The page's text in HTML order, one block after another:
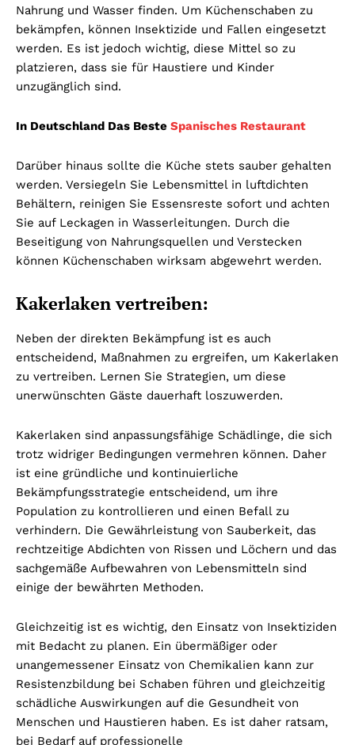
Nahrung und Wasser finden. Um Küchenschaben zu
bekämpfen, können Insektizide und Fallen eingesetzt
werden. Es ist jedoch wichtig, diese Mittel so zu
platzieren, dass sie für Haustiere und Kinder
unzugänglich sind.
In Deutschland Das Beste Spanisches Restaurant
Darüber hinaus sollte die Küche stets sauber gehalten
werden. Versiegeln Sie Lebensmittel in luftdichten
Behältern, reinigen Sie Essensreste sofort und achten
Sie auf Leckagen in Wasserleitungen. Durch die
Beseitigung von Nahrungsquellen und Verstecken
können Küchenschaben wirksam abgewehrt werden.
Kakerlaken vertreiben:
Neben der direkten Bekämpfung ist es auch
entscheidend, Maßnahmen zu ergreifen, um Kakerlaken
zu vertreiben. Lernen Sie Strategien, um diese
unerwünschten Gäste dauerhaft loszuwerden.
Kakerlaken sind anpassungsfähige Schädlinge, die sich
trotz widriger Bedingungen vermehren können. Daher
ist eine gründliche und kontinuierliche
Bekämpfungsstrategie entscheidend, um ihre
Population zu kontrollieren und einen Befall zu
verhindern. Die Gewährleistung von Sauberkeit, das
rechtzeitige Abdichten von Rissen und Löchern und das
sachgemäße Aufbewahren von Lebensmitteln sind
einige der bewährten Methoden.
Gleichzeitig ist es wichtig, den Einsatz von Insektiziden
mit Bedacht zu planen. Ein übermäßiger oder
unangemessener Einsatz von Chemikalien kann zur
Resistenzbildung bei Schaben führen und gleichzeitig
schädliche Auswirkungen auf die Gesundheit von
Menschen und Haustieren haben. Es ist daher ratsam,
bei Bedarf auf professionelle